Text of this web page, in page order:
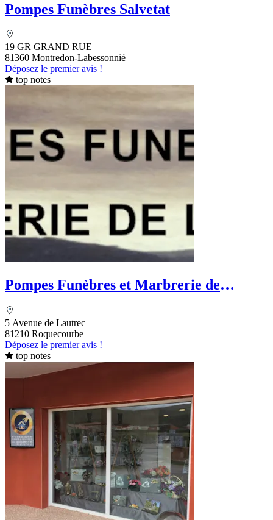
Pompes Funèbres Salvetat
19 GR GRAND RUE
81360 Montredon-Labessonnié
Déposez le premier avis !
top notes
Pompes Funèbres et Marbrerie de
5 Avenue de Lautrec
81210 Roquecourbe
Déposez le premier avis !
top notes